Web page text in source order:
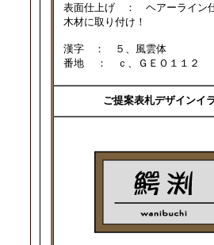
表面仕上げ ： ヘアーライン
木材に取り付け！
漢字 ： ５、風雲体
番地 ： ｃ、ＧＥＯ１１２
ご提案表札デザインイ